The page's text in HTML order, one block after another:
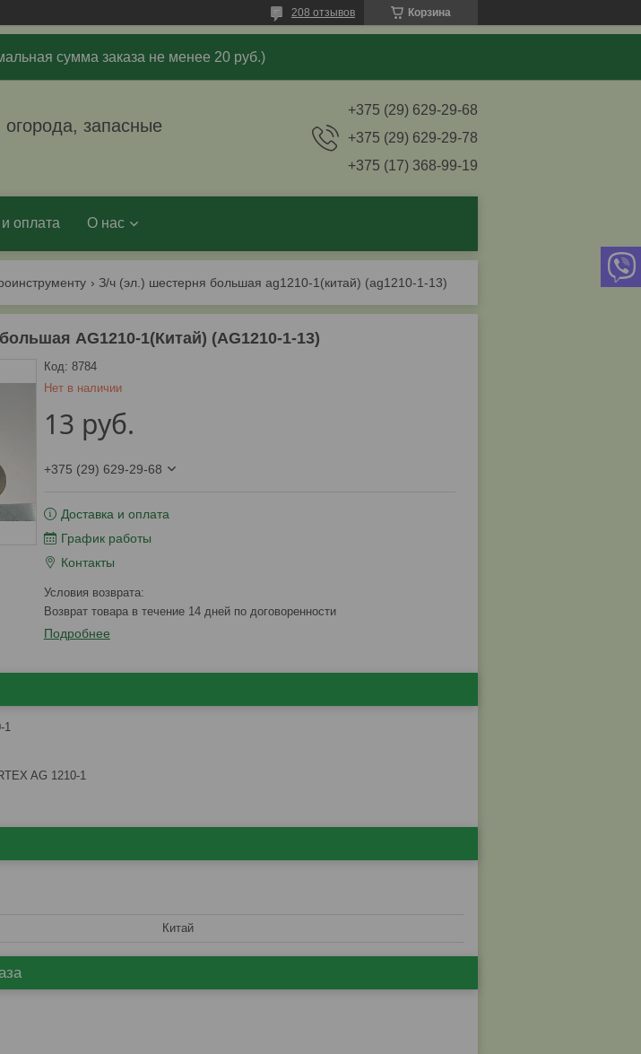
Корзина
208 отзывов
сумма заказа не менее 20 руб.)
запасные
+375 (29) 629-29-68
+375 (29) 629-29-78
+375 (17) 368-99-19
оплата О нас
З/ч (эл.) шестерня большая ag1210-1(китай) (ag1210-1-13)
AG1210-1(Китай) (AG1210-1-13)
Нет в наличии
Код: 8784
13 руб.
+375 (29) 629-29-68
Доставка и оплата
График работы
Контакты
возврат товара в течение 14 дней по договоренности
Подробнее
1
AG 1210-1
Китай